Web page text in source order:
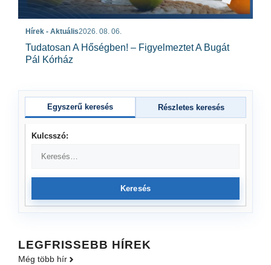
Hírek - Aktuális2026. 08. 06.
Tudatosan A Hőségben! – Figyelmeztet A Bugát
Pál Kórház
Egyszerű keresés Részletes keresés
Kulcsszó:
Keresés
LEGFRISSEBB HÍREK
Még több hír